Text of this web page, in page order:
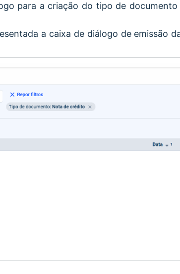
para a criação do tipo de
a caixa de diálogo de emissão